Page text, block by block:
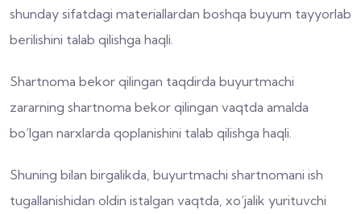
shunday sifatdagi materiallardan boshqa buyum tayyorlab
berilishini talab qilishga haqli.
Shartnoma bekor qilingan taqdirda buyurtmachi
zararning shartnoma bekor qilingan vaqtda amalda
bo‘lgan narxlarda qoplanishini talab qilishga haqli.
Shuning bilan birgalikda, buyurtmachi shartnomani ish
tugallanishidan oldin istalgan vaqtda, xo‘jalik yurituvchi